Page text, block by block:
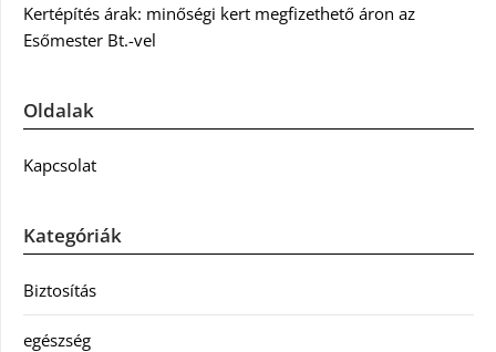
Kertépítés árak: minőségi kert megfizethető áron az
Esőmester Bt.-vel
Oldalak
Kapcsolat
Kategóriák
Biztosítás
egészség